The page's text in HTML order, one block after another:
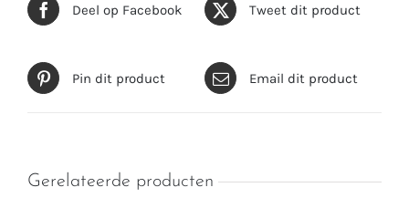
Deel op Facebook Tweet dit product
Pin dit product Email dit product
Gerelateerde producten